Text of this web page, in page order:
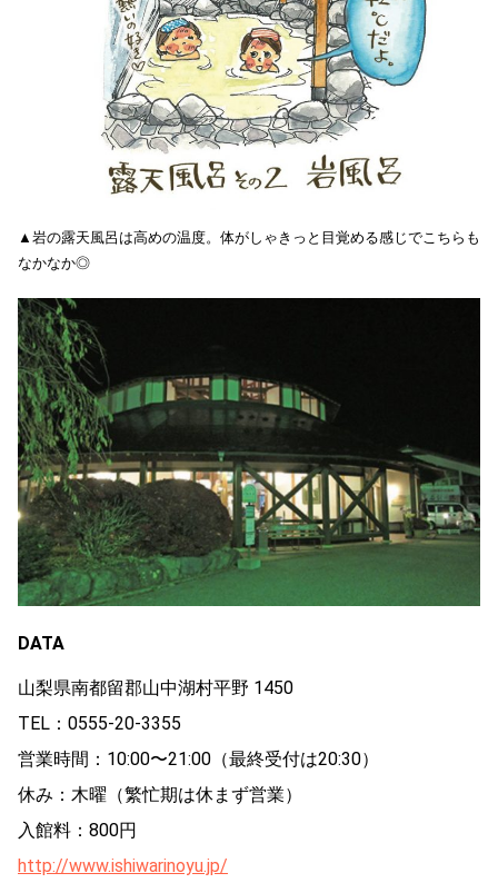
▲岩の露天風呂は高めの温度。体がしゃきっと目覚める感じでこちらも
なかなか◎
DATA
山梨県南都留郡山中湖村平野 1450
TEL：0555-20-3355
営業時間：10:00〜21:00（最終受付は20:30）
休み：木曜（繁忙期は休まず営業）
入館料：800円
http://www.ishiwarinoyu.jp/